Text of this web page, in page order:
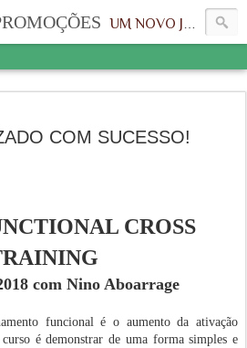
UM NOVO JEITO, UMA NOVA IDENTIDADE
COM SUCESSO!
CROSS
com Nino Aboarrage
funcional é o aumento da ativação
é demonstrar de uma forma simples e